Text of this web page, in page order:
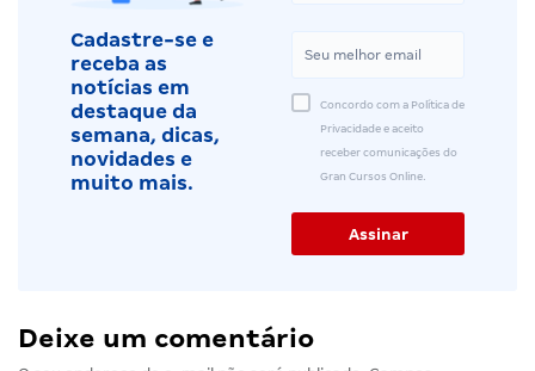
Cadastre-se e
receba as
notícias em
destaque da
semana, dicas,
novidades e
muito mais.
Concordo com a Política de
Privacidade e aceito
receber comunicações do
Gran Cursos Online.
Deixe um comentário